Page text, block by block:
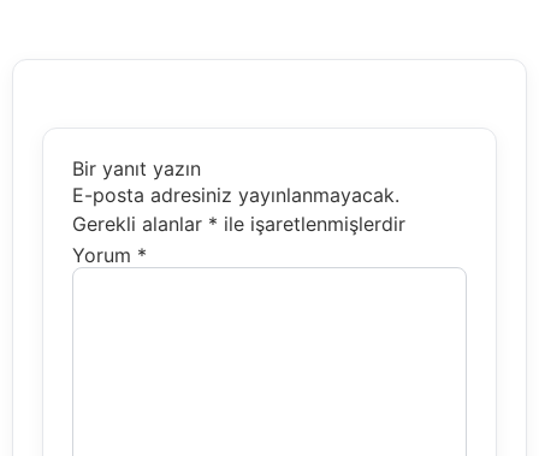
Bir yanıt yazın
E-posta adresiniz yayınlanmayacak.
Gerekli alanlar * ile işaretlenmişlerdir
Yorum *